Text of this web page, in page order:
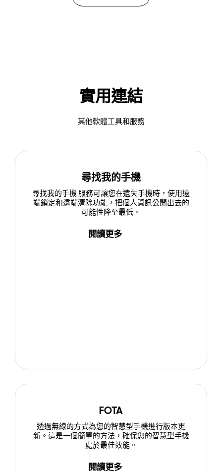
實用連結
其他軟體工具和服務
尋找我的手機
尋找我的手機 服務可讓您在遺失手機時，使用遠
端鎖定和遠端清除功能，把個人資訊公開出去的
可能性降至最低。
閱讀更多
FOTA
透過無線的方式為您的智慧型手機進行版本更
新。這是一個簡單的方法，確保您的智慧型手機
處於最佳效能。
閱讀更多